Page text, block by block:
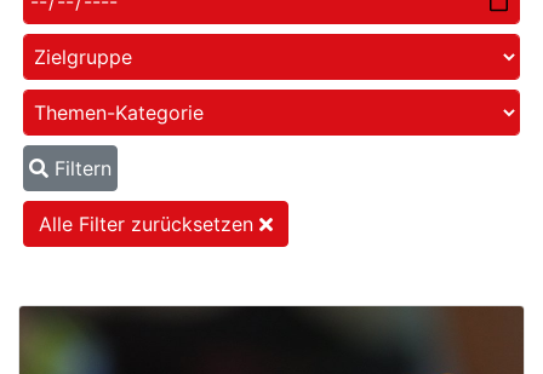
Filtern
Alle Filter zurücksetzen